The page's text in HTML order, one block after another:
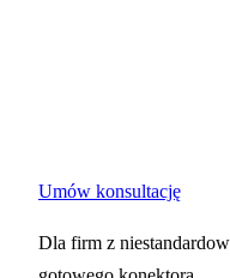
Umów konsultację
Dla firm z